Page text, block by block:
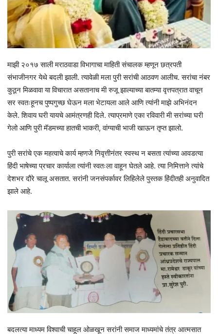
माझी २०१७ साली मराठवाडा विभागाचा माहिती संचालक म्हणून छत्रपती
संभाजीनगर येथे बदली झाली. त्यावेळी मला पुरी सरांची आठवण आलीच. सरांचा नंबर
कुठून मिळवावा या विचारात असतानाच मी रुजू झाल्याच्या बातम्या वृत्तपत्रात वाचून
सर स्वतःहूनच पुष्पगुच्छ घेऊन मला भेटायला आले आणि त्यांनी माझे अभिनंदन
केले. शिवाय घरी यायचे आमंत्रणही दिले. त्याप्रमाणे एका रविवारी मी सरांच्या घरी
गेलो आणि पुरी मॅडमच्या हातची भाकरी, वांग्याची भाजी खाऊन तृप्त झालो.
पुरी सरांचे एक महत्वाचे कार्य म्हणजे निवृत्तीनंतर स्वस्थ न बसता त्यांच्या आवडत्या
हिंदी भाषेच्या प्रचार कार्याला त्यांनी स्वतःला वाहून घेतले आहे. त्या निमित्ताने त्यांचे
देशभर दौरे चालू असतात. सरांनी जनसंपर्कावर लिहिलेले पुस्तक हिंदीतही अनुवादित
झाले आहे.
बदलत्या माध्यम विश्वाची चाहूल ओळखून सरांनी समाज माध्यमांचे तंत्र आत्मसात